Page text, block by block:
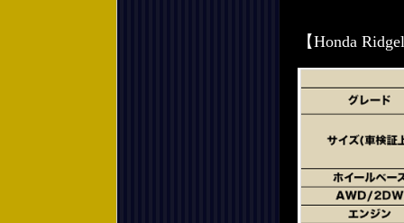
【Honda